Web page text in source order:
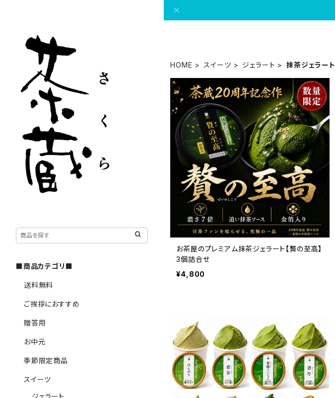
HOME スイーツ ジェラート 抹茶ジェラート
お茶屋のプレミアム抹茶ジェラート【贅の至高】
3個詰合せ
¥4,800
■商品カテゴリ■
送料無料
ご挨拶におすすめ
贈答用
お中元
季節限定商品
スイーツ
ジェラート